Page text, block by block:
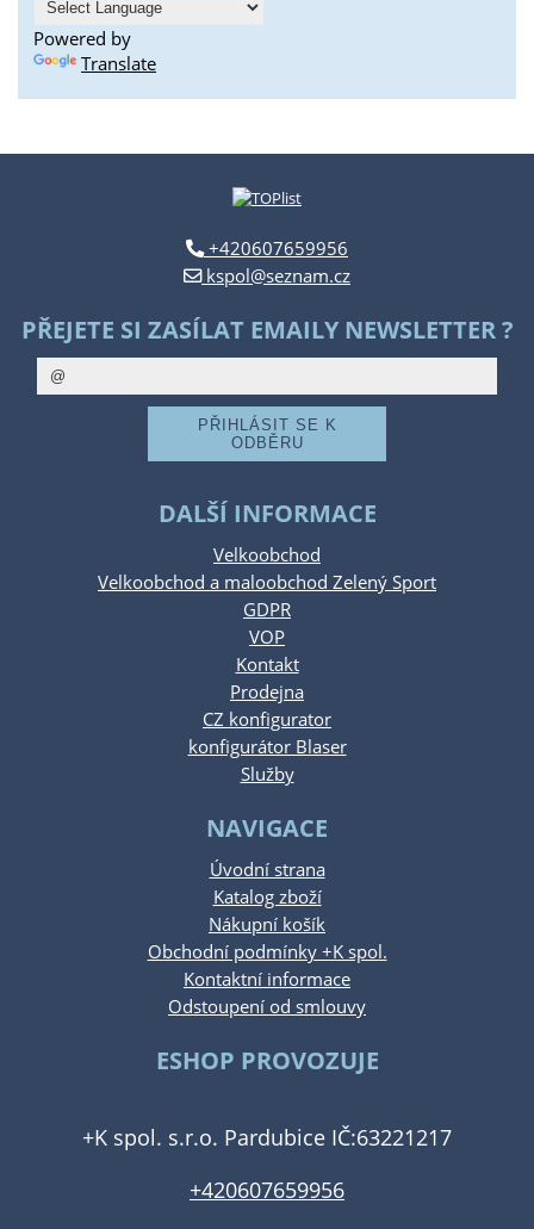
Powered by
Translate
+420607659956
kspol@seznam.cz
PŘEJETE SI ZASÍLAT EMAILY NEWSLETTER ?
DALŠÍ INFORMACE
Velkoobchod
Velkoobchod a maloobchod Zelený Sport
GDPR
VOP
Kontakt
Prodejna
CZ konfigurator
konfigurátor Blaser
Služby
NAVIGACE
Úvodní strana
Katalog zboží
Nákupní košík
Obchodní podmínky +K spol.
Kontaktní informace
Odstoupení od smlouvy
ESHOP PROVOZUJE
+K spol. s.r.o. Pardubice IČ:63221217
+420607659956